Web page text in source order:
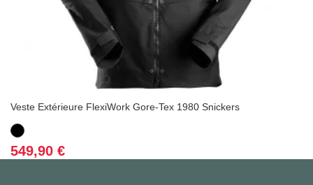
Veste Extérieure FlexiWork Gore-Tex 1980 Snickers
Noir
Prix
549,90 €